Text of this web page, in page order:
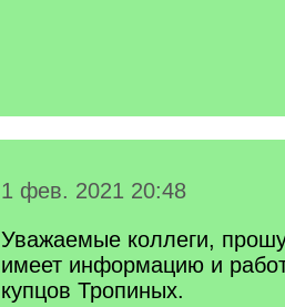
1 фев. 2021 20:48
Уважаемые коллеги, прошу
имеет информацию и
купцов Тропиных.